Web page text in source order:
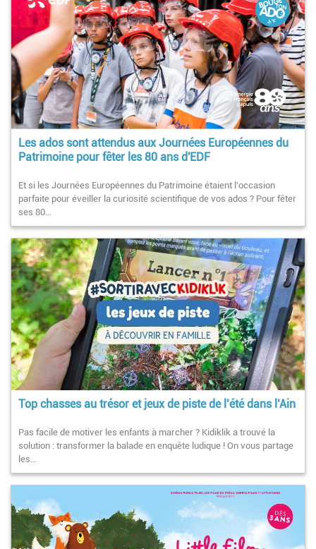
Les ados sont attendus aux Journées Européennes du
Patrimoine pour fêter les 80 ans d'EDF
Et si les Journées Européennes du Patrimoine étaient l'occasion
parfaite pour éveiller la curiosité scientifique de vos ados ? Pour fêter
ses 80…
Top chasses au trésor et jeux de piste de l’été dans l’Ain
Pas facile de motiver les enfants à marcher ? Kidiklik a trouvé la
solution : transformer la balade en enquête ludique ! On vous partage
les…